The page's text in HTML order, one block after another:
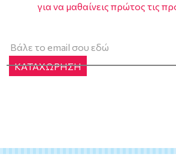
για να μαθαίνεις πρώτος τις
ΚΑΤΑΧΩΡΗΣΗ